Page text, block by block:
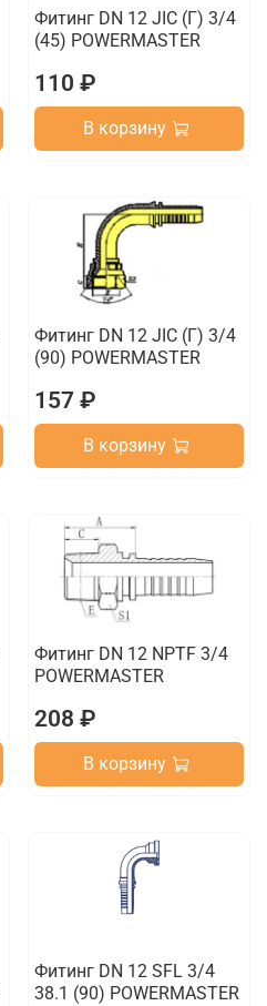
Фитинг DN 12 JIC (Г) 3/4
(45) POWERMASTER
110 ₽
В корзину
Фитинг DN 12 JIC (Г) 3/4
(90) POWERMASTER
157 ₽
В корзину
Фитинг DN 12 NPTF 3/4
POWERMASTER
208 ₽
В корзину
Фитинг DN 12 SFL 3/4
38.1 (90) POWERMASTER